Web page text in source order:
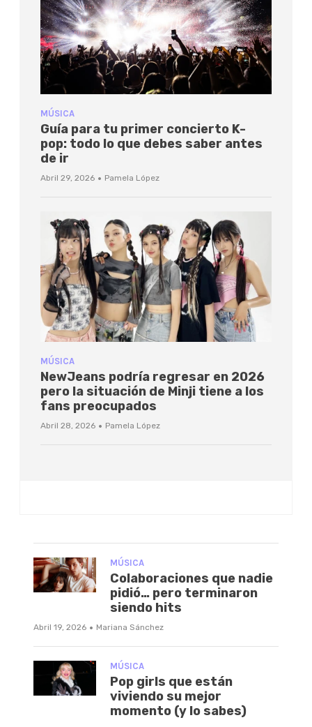
MÚSICA
Guía para tu primer concierto K-
pop: todo lo que debes saber antes
de ir
Abril 29, 2026 · Pamela López
MÚSICA
NewJeans podría regresar en 2026
pero la situación de Minji tiene a los
fans preocupados
Abril 28, 2026 · Pamela López
MÚSICA
Colaboraciones que nadie
pidió… pero terminaron
siendo hits
Abril 19, 2026 · Mariana Sánchez
MÚSICA
Pop girls que están
viviendo su mejor
momento (y lo sabes)